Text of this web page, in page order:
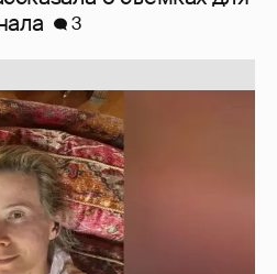
селфи без